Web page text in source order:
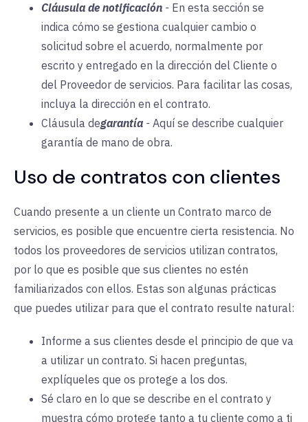
Cláusula de notificación - En esta sección se
indica cómo se gestiona cualquier cambio o
solicitud sobre el acuerdo, normalmente por
escrito y entregado en la dirección del Cliente o
del Proveedor de servicios. Para facilitar las cosas,
incluya la dirección en el contrato.
Cláusula degarantía - Aquí se describe cualquier
garantía de mano de obra.
Uso de contratos con clientes
Cuando presente a un cliente un Contrato marco de
servicios, es posible que encuentre cierta resistencia. No
todos los proveedores de servicios utilizan contratos,
por lo que es posible que sus clientes no estén
familiarizados con ellos. Estas son algunas prácticas
que puedes utilizar para que el contrato resulte natural:
Informe a sus clientes desde el principio de que va
a utilizar un contrato. Si hacen preguntas,
explíqueles que os protege a los dos.
Sé claro en lo que se describe en el contrato y
muestra cómo protege tanto a tu cliente como a ti